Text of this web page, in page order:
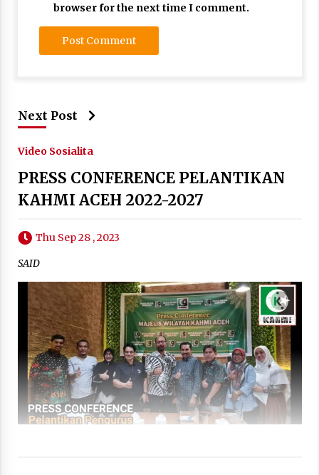
browser for the next time I comment.
Next Post
Video Sosialita
PRESS CONFERENCE PELANTIKAN
KAHMI ACEH 2022-2027
Thu Sep 28 , 2023
SAID